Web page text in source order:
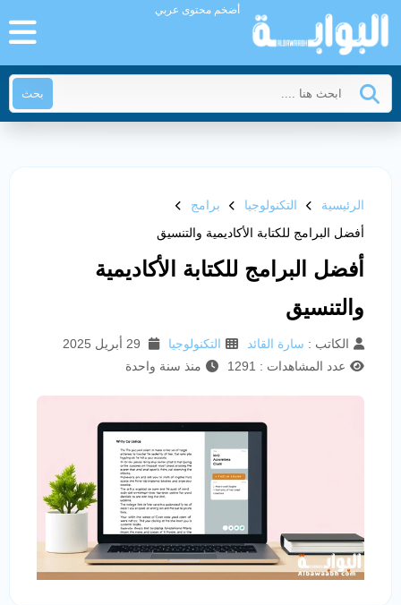
أضخم محتوى عربي
بحث
الرئيسية التكنولوجيا
برامج
أفضل البرامج للكتابة الأكاديمية والتنسيق
أفضل البرامج للكتابة الأكاديمية
والتنسيق
الكاتب : سارة القائد التكنولوجيا
عدد المشاهدات : 1291
منذ سنة واحدة